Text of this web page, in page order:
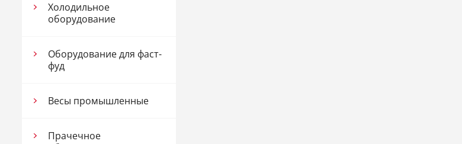
Холодильное
оборудование
Оборудование для фаст-
фуд
Весы промышленные
Прачечное